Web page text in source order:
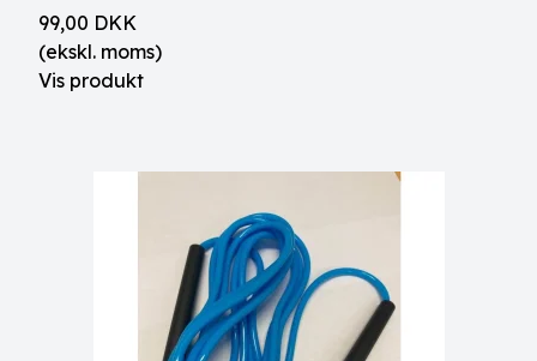
99,00 DKK
(ekskl. moms)
Vis produkt